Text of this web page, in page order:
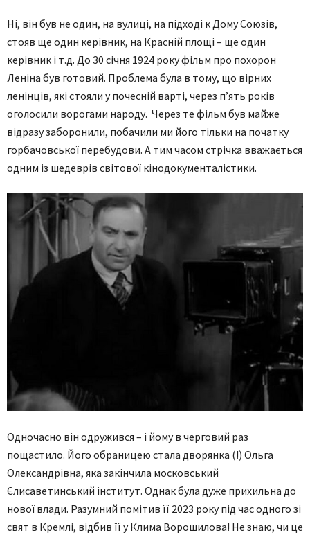
Ні, він був не один, на вулиці, на підході к Дому Союзів,
стояв ще один керівник, на Красній площі – ще один
керівник і т.д. До 30 січня 1924 року фільм про похорон
Леніна був готовий. Проблема була в тому, що вірних
ленінців, які стояли у почесній варті, через п’ять років
оголосили ворогами народу. Через те фільм був майже
відразу заборонили, побачили ми його тільки на початку
горбачовської перебудови. А тим часом стрічка вважається
одним із шедеврів світової кінодокументалістики.
Одночасно він одружився – і йому в черговий раз
пощастило. Його обраницею стала дворянка (!) Ольга
Олександрівна, яка закінчила московський
Єлисаветинський інститут. Однак була дуже прихильна до
нової влади. Разумний помітив її 2023 року під час одного зі
свят в Кремлі, відбив її у Клима Ворошилова! Не знаю, чи це